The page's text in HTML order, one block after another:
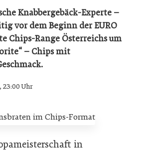
Knabbergebäck-Experte –
vor dem Beginn der EURO
Chips-Range Österreichs um
– Chips mit
23:00 Uhr
in